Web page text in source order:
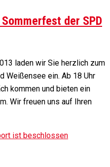
der SPD
laden wir Sie herzlich zum
Weißensee ein. Ab 18 Uhr
kommen und bieten ein
Wir freuen uns auf Ihren